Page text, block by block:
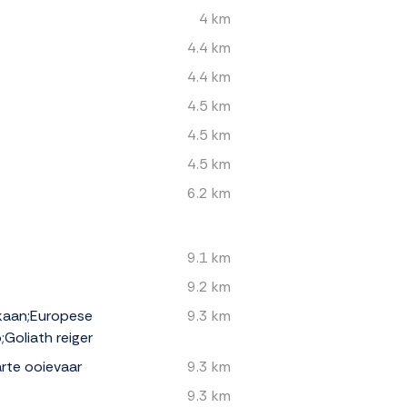
4 km
4.4 km
4.4 km
4.5 km
4.5 km
4.5 km
6.2 km
9.1 km
9.2 km
reiger
9.3 km
ooievaar
9.3 km
9.3 km